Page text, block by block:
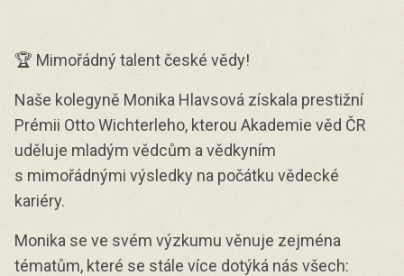
🏆 Mimořádný talent české vědy!
Naše kolegyně Monika Hlavsová získala prestižní
Prémii Otto Wichterleho, kterou Akademie věd ČR
uděluje mladým vědcům a vědkyním
s mimořádnými výsledky na počátku vědecké
kariéry.
Monika se ve svém výzkumu věnuje zejména
tématům, které se stále více dotýká nás všech: